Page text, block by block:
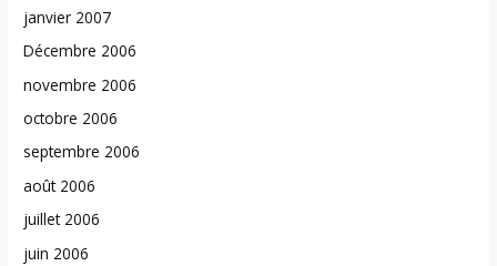
janvier 2007
Décembre 2006
novembre 2006
octobre 2006
septembre 2006
août 2006
juillet 2006
juin 2006